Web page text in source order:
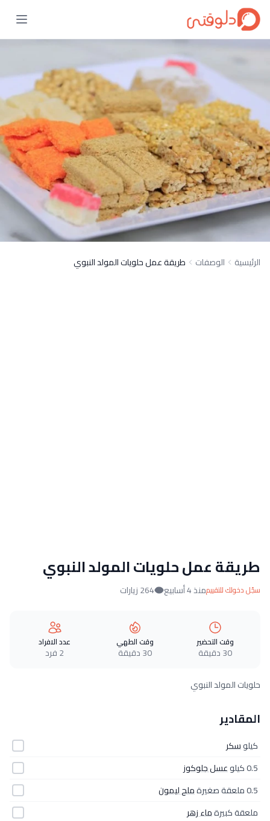
الرئيسية الوصفات طريقة عمل حلويات المولد النبوي
طريقة عمل حلويات المولد النبوي
سجّل دخولك للتقييممنذ 4 أسابيع 264 زيارات
وقت التحضير
30 دقيقة
وقت الطهي
30 دقيقة
عدد الافراد
2 فرد
حلويات المولد النبوي
المقادير
كيلوسكر
0.5 كيلو
عسل جلوكوز
0.5 ملعقة صغيرة
ملح ليمون
ملعقة كبيرةماء زهر